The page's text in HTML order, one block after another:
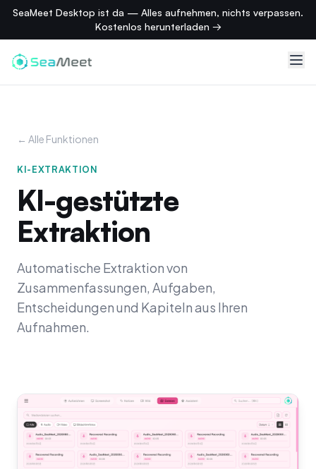
SeaMeet Desktop ist da — Alles aufnehmen, nichts verpassen.
Kostenlos herunterladen →
← Alle Funktionen
KI-EXTRAKTION
KI-gestützte
Extraktion
Automatische Extraktion von
Zusammenfassungen, Aufgaben,
Entscheidungen und Kapiteln aus Ihren
Aufnahmen.